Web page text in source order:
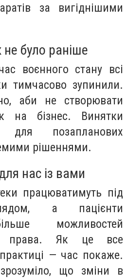
за вигіднішими
було раніше
воєнного стану всі
тимчасово зупинили.
аби не створювати
на бізнес. Винятки
позапланових
рішеннями.
нас із вами
працюватимуть під
а пацієнти
можливостей
права. Як це все
— час покаже.
що зміни в